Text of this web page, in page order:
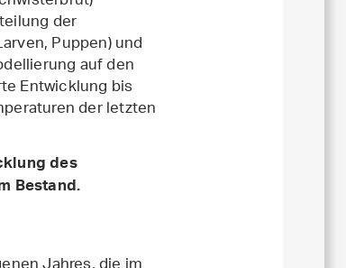
der
Puppen) und
auf den
Entwicklung bis
der letzten
des
Bestand.